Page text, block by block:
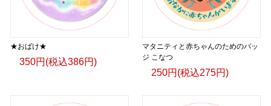
★おばけ★
350円(税込386円)
マタニティと赤ちゃんのためのバッ
ジ こなつ
250円(税込275円)